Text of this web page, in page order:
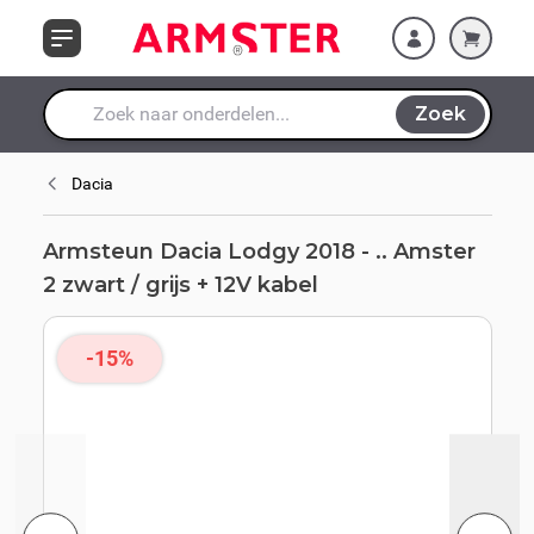
Waar ben je naar op zoek?
Zoek
Dacia
Armsteun Dacia Lodgy 2018 - .. Amster
2 zwart / grijs + 12V kabel
-15%